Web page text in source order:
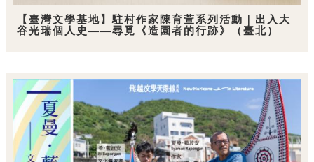
【臺灣文學基地】駐村作家陳育萱系列活動｜出入大
谷光瑞個人史——尋覓《造園者的行跡》（臺北）